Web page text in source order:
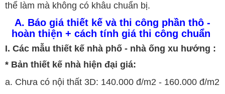
thể làm mà không có khâu chuẩn bị.
A. Báo giá thiết kế và thi công phần thô -
hoàn thiện + cách tính giá thi công chuẩn
I. Các mẫu thiết kế nhà phố - nhà ống xu hướng :
* Bản thiết kế nhà hiện đại giá:
a. Chưa có nội thất 3D: 140.000 đ/m2 - 160.000 đ/m2